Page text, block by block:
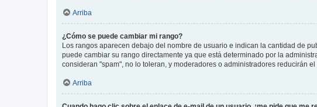
Arriba
¿Cómo se puede cambiar mi rango?
Los rangos aparecen debajo del nombre de usuario e indican la cantidad de
puede cambiar su rango directamente ya que está determinado por la
consideran "spam", no lo toleran, y moderadores o administradores reducirán
Arriba